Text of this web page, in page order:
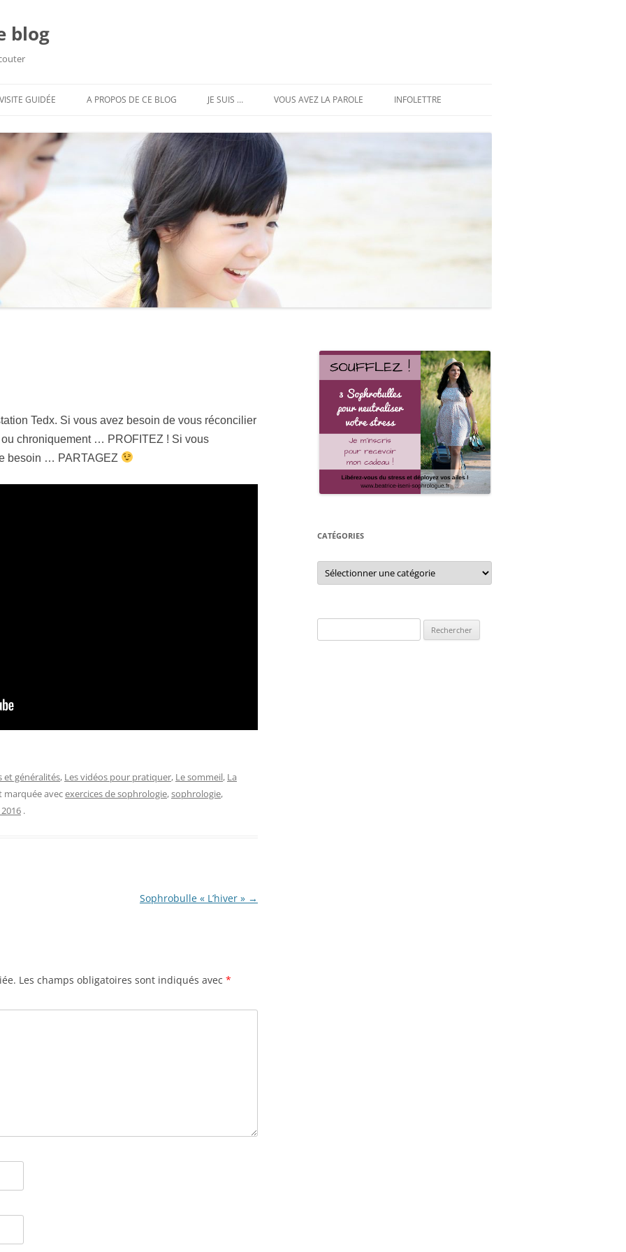
blog
VISITE GUIDÉE A PROPOS DE CE BLOG JE SUIS … VOUS AVEZ LA PAROLE INFOLETTRE
Tedx. Si vous avez besoin de vous réconcilier
chroniquement … PROFITEZ ! Si vous
besoin … PARTAGEZ
et généralités, Les vidéos pour pratiquer, Le sommeil, La
marquée avecexercices de sophrologie,sophrologie,
.
Sophrobulle « L’hiver » →
Les champs obligatoires sont indiqués avec *
CATÉGORIES
Catégories